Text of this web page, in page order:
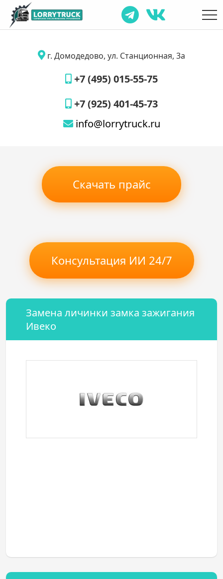
г. Домодедово, ул. Станционная, 3а
+7 (495) 015-55-75
+7 (925) 401-45-73
info@lorrytruck.ru
Скачать прайс
Консультация ИИ 24/7
Замена личинки замка зажигания
Ивеко